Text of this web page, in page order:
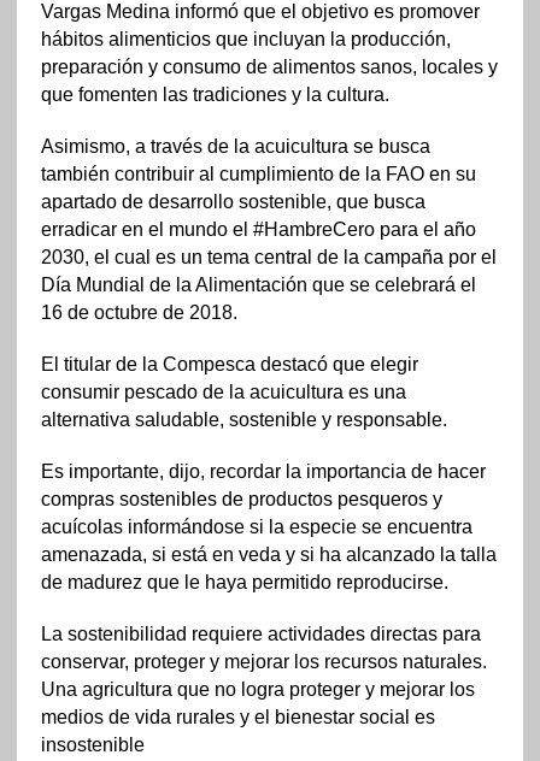
Vargas Medina informó que el objetivo es promover
hábitos alimenticios que incluyan la producción,
preparación y consumo de alimentos sanos, locales y
que fomenten las tradiciones y la cultura.
Asimismo, a través de la acuicultura se busca
también contribuir al cumplimiento de la FAO en su
apartado de desarrollo sostenible, que busca
erradicar en el mundo el #HambreCero para el año
2030, el cual es un tema central de la campaña por el
Día Mundial de la Alimentación que se celebrará el
16 de octubre de 2018.
El titular de la Compesca destacó que elegir
consumir pescado de la acuicultura es una
alternativa saludable, sostenible y responsable.
Es importante, dijo, recordar la importancia de hacer
compras sostenibles de productos pesqueros y
acuícolas informándose si la especie se encuentra
amenazada, si está en veda y si ha alcanzado la talla
de madurez que le haya permitido reproducirse.
La sostenibilidad requiere actividades directas para
conservar, proteger y mejorar los recursos naturales.
Una agricultura que no logra proteger y mejorar los
medios de vida rurales y el bienestar social es
insostenible